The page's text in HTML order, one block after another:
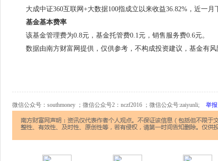
大成中证360互联网+大数据100指成立以来收益36.82%，近一月
基金基本费率
该基金管理费为0.8元，基金托管费0.1元，销售服务费0.6元。
数据由南方财富网提供，仅供参考，不构成投资建议，基金有风
微信公众号：southmoney ；微信公众号2：nczf2016 ；微信公众号:zaiyunli; 举报